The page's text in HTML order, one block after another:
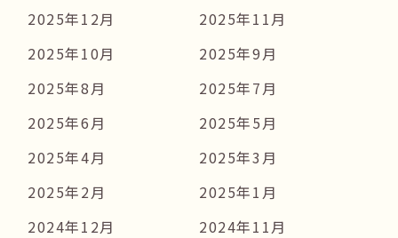
2025年12月
2025年11月
2025年10月
2025年9月
2025年8月
2025年7月
2025年6月
2025年5月
2025年4月
2025年3月
2025年2月
2025年1月
2024年12月
2024年11月